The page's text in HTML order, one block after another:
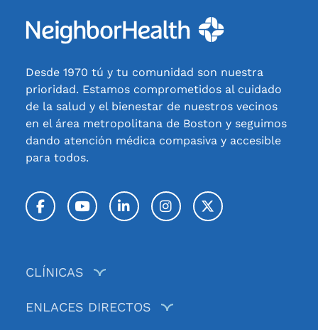
Desde 1970 tú y tu comunidad son nuestra
prioridad. Estamos comprometidos al cuidado
de la salud y el bienestar de nuestros vecinos
en el área metropolitana de Boston y seguimos
dando atención médica compasiva y accesible
para todos.
FacebookYouTubeLinkedInInstagramTwitter / X
CLÍNICAS
ENLACES DIRECTOS